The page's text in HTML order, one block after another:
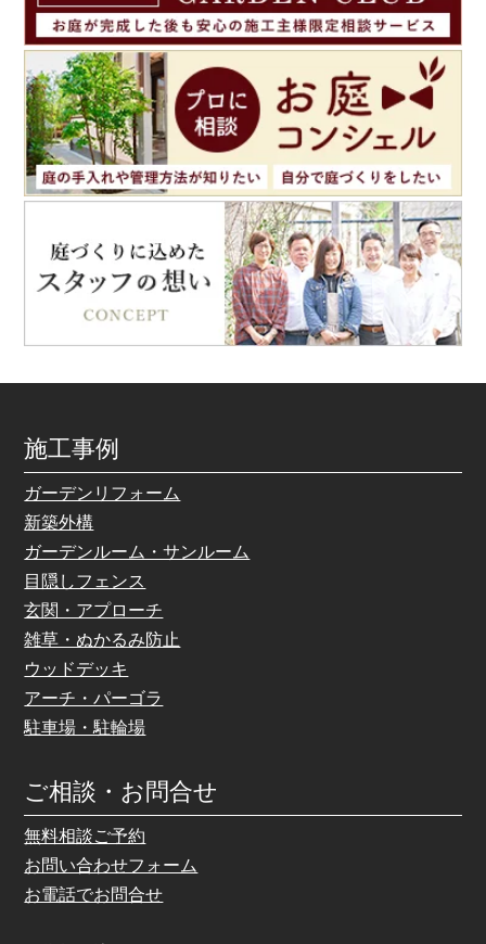
施工事例
ガーデンリフォーム
新築外構
ガーデンルーム・サンルーム
目隠しフェンス
玄関・アプローチ
雑草・ぬかるみ防止
ウッドデッキ
アーチ・パーゴラ
駐車場・駐輪場
ご相談・お問合せ
無料相談ご予約
お問い合わせフォーム
お電話でお問合せ